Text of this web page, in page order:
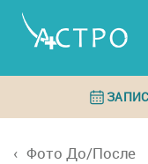
Фото До/После